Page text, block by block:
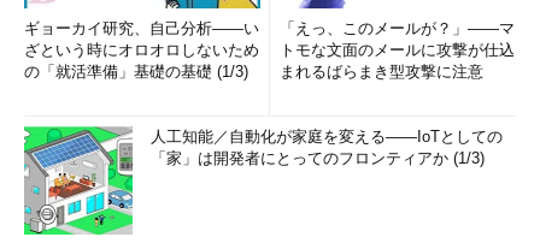
ギョーカイ研究、自己分析――い
ざという時にオロオロしないため
の「就活準備」基礎の基礎 (1/3)
「えっ、このメールが？」――マ
トモな文面のメールに攻撃が仕込
まれるばらまき型攻撃に注意
人工知能／自動化が家庭を変える――IoTとしての
「家」は開発者にとってのフロンティアか (1/3)